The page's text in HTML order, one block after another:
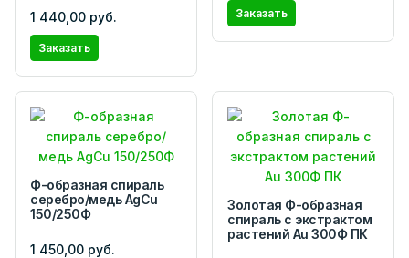
1 440,00 руб.
Заказать
Заказать
Ф-образная спираль
серебро/медь AgCu
150/250Ф
1 450,00 руб.
Золотая Ф-образная
спираль с экстрактом
растений Аu 300Ф ПК